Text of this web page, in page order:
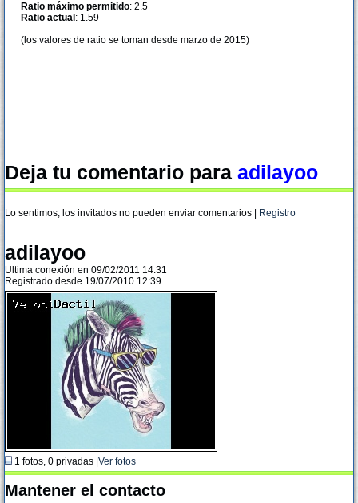
Ratio máximo permitido: 2.5
Ratio actual : 1.59
(los valores de ratio se toman desde marzo de 2015)
Deja tu comentario para adilayoo
Lo sentimos, los invitados no pueden enviar comentarios | Registro
adilayoo
Ultima conexión en 09/02/2011 14:31
Registrado desde 19/07/2010 12:39
1 fotos, 0 privadas | Ver fotos
Mantener el contacto